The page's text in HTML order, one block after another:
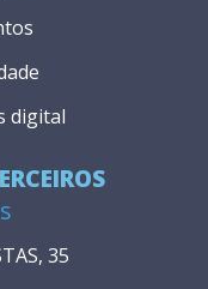
35
digital